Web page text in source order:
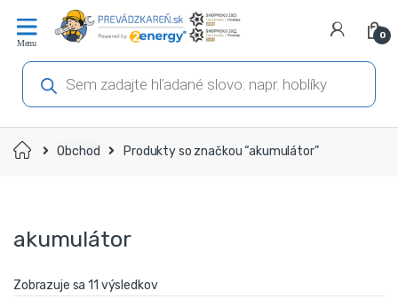
navigáciu
obsah
0
Products
search
Domov Obchod Produkty so značkou “akumulátor”
akumulátor
Zobrazuje sa 11 výsledkov